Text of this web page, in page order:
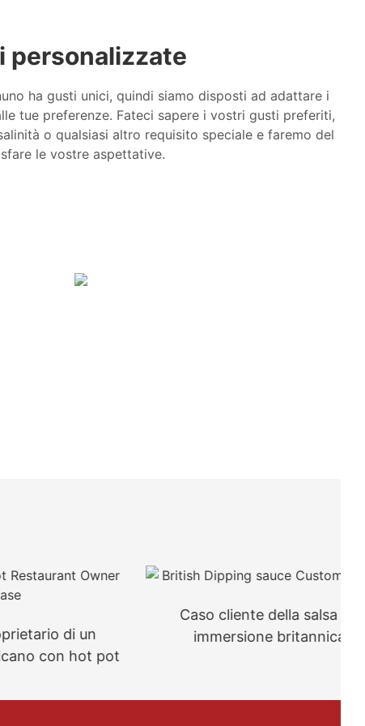
personalizzate
ha gusti unici, quindi siamo disposti ad adattare i
tue preferenze. Fateci sapere i vostri gusti preferiti,
o qualsiasi altro requisito speciale e faremo del
le vostre aspettative.
di un
hot pot
Caso cliente della salsa da
immersione britannica